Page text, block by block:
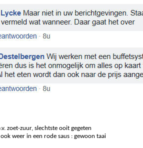
zoet-zuur, slechtste ooit gegeten
weer in een rode saus : gewoon taai